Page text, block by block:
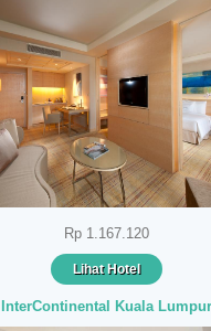
Rp 1.167.120
Lihat Hotel
InterContinental Kuala Lumpur